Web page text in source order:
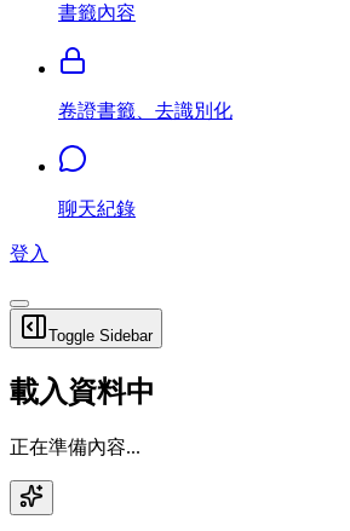
書籤內容
卷證書籤、去識別化
聊天紀錄
登入
Toggle Sidebar
載入資料中
正在準備內容...